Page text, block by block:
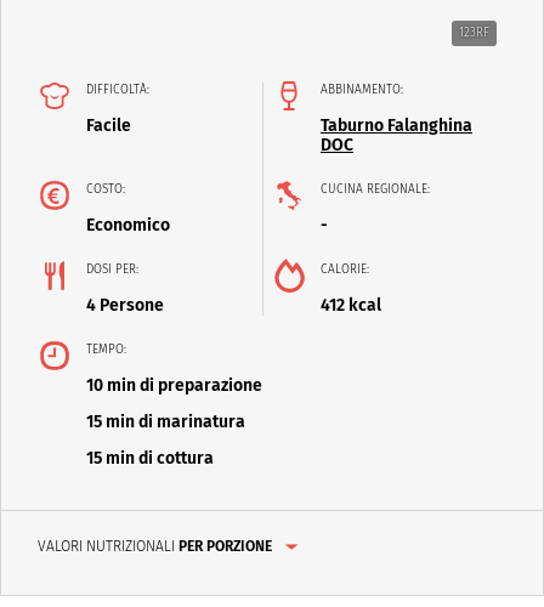
123RF
DIFFICOLTÀ:
Facile
ABBINAMENTO:
Taburno Falanghina
DOC
COSTO:
Economico
CUCINA REGIONALE:
-
DOSI PER:
4 Persone
CALORIE:
412 kcal
TEMPO:
10 min di preparazione
15 min di marinatura
15 min di cottura
VALORI NUTRIZIONALI PER PORZIONE